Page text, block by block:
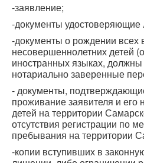
-заявление;
-документы удостоверяющие
-документы о рождении
несовершеннолетних детей
иностранных языках,
нотариально заверенные
- документы,
проживание заявителя и его
детей на территории
отсутствия регистрации по
пребывания на территории
-копии вступивших в